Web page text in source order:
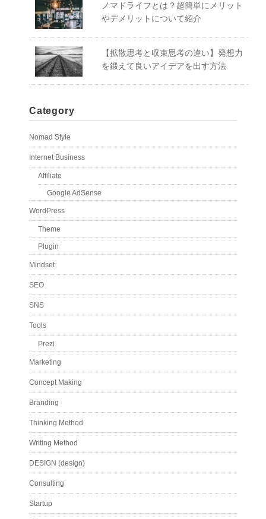
ノマドライフとは？超簡単にメリット
やデメリットについて紹介
【拡散思考と収束思考の違い】発想力
を鍛えて良いアイデアを出す方法
Category
Nomad Style
Internet Business
Affiliate
Google AdSense
WordPress
Theme
Plugin
Mindset
SEO
SNS
Tools
Prezi
Marketing
Concept Making
Branding
Thinking Method
Writing Method
DESIGN (design)
Consulting
Startup